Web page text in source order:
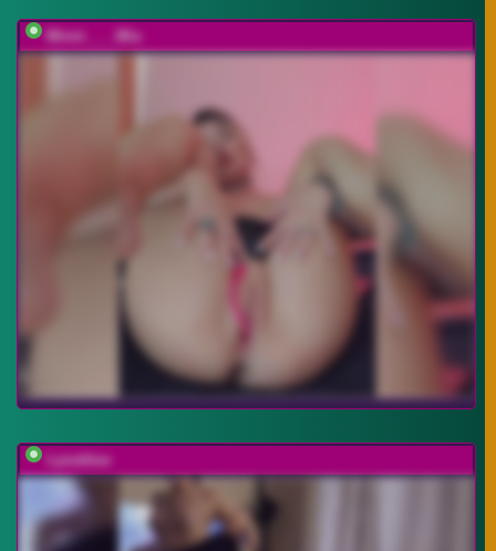
Minni____Mia
Lyoublue